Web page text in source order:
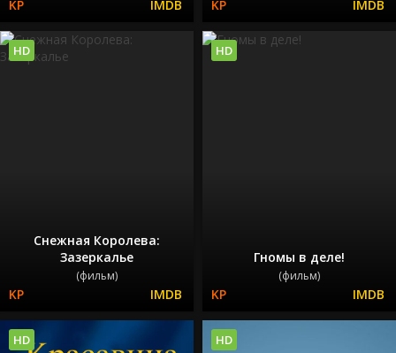
Снежная Королева:
Зазеркалье
(фильм)
HD
Гномы в деле!
(фильм)
HD
HD HD